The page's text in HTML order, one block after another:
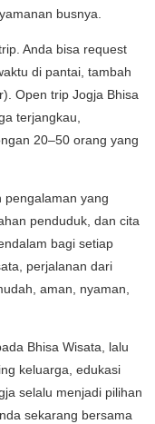
busnya.
Anda bisa request
di pantai, tambah
Open trip Jogja Bhisa
terjangkau,
20–50 orang yang
pengalaman yang
penduduk, dan cita
bagi setiap
perjalanan dari
aman, nyaman,
Bhisa Wisata, lalu
keluarga, edukasi
selalu menjadi pilihan
sekarang bersama